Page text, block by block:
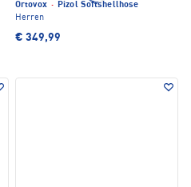
Ortovox · Pizol Softshellhose
Herren
€ 349,99